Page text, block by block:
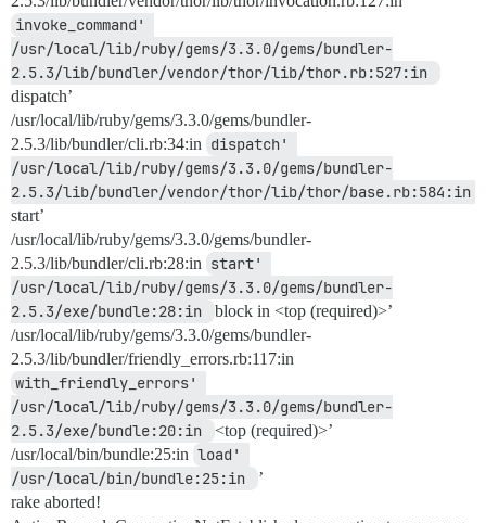
invoke_command'
/usr/local/lib/ruby/gems/3.3.0/gems/bundler-
dispatch’
/usr/local/lib/ruby/gems/3.3.0/gems/bundler-
2.5.3/lib/bundler/cli.rb:34:in dispatch'
/usr/local/lib/ruby/gems/3.3.0/gems/bundler-
start’
/usr/local/lib/ruby/gems/3.3.0/gems/bundler-
2.5.3/lib/bundler/cli.rb:28:in start'
/usr/local/lib/ruby/gems/3.3.0/gems/bundler-
2.5.3/exe/bundle:28:in
block in <top (required)>’
/usr/local/lib/ruby/gems/3.3.0/gems/bundler-
2.5.3/lib/bundler/friendly_errors.rb:117:in
with_friendly_errors'
/usr/local/lib/ruby/gems/3.3.0/gems/bundler-
2.5.3/exe/bundle:20:in
<top (required)>’
/usr/local/bin/bundle:25:in load'
/usr/local/bin/bundle:25:in
’
rake aborted!